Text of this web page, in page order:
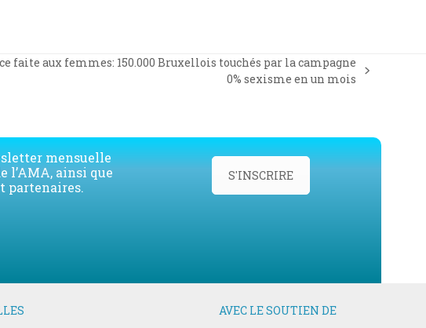
faite aux femmes: 150.000 Bruxellois touchés par la campagne
0% sexisme en un mois
mensuelle
l’AMA, ainsi que
partenaires.
S'INSCRIRE
AVEC LE SOUTIEN DE